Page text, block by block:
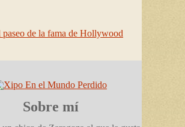
paseo de la fama de Hollywood
Sobre mí